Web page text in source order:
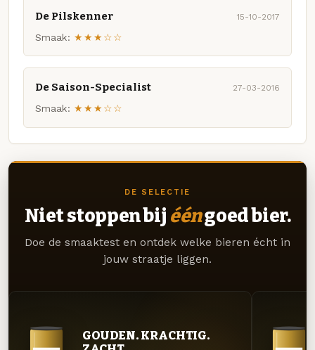
De Pilskenner 15-10-2017
Smaak: ★★★☆☆
De Saison-Specialist 27-03-2016
Smaak: ★★★☆☆
DE SELECTIE
Niet stoppen bij ééngoed bier.
Doe de smaaktest en ontdek welke bieren écht in
jouw straatje liggen.
GOUDEN. KRACHTIG.